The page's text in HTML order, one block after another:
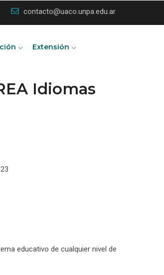
contacto@uaco.unpa.edu.ar
Extensión
Idiomas
educativo de cualquier nivel de